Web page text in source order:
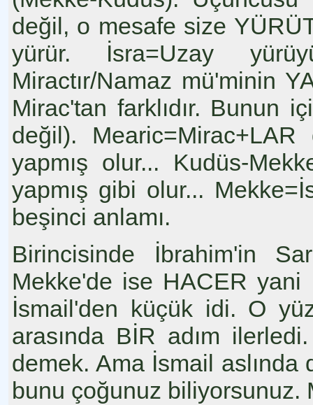
değil, o mesafe size
yürür. İsra=Uzay
Miractır/Namaz mü'minin
Mirac'tan farklıdır. Bunun
değil).
yapmış olur... Kudüs-
yapmış gibi olur...
beşinci anlamı.
Birincisinde İbrahim'in
Mekke'de ise HACER yani
İsmail'den küçük idi. O
arasında BİR adım
demek. Ama İsmail aslında
bunu çoğunuz biliyorsunuz.